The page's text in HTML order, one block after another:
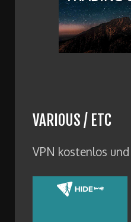
VARIOUS / ETC
VPN kostenlos und